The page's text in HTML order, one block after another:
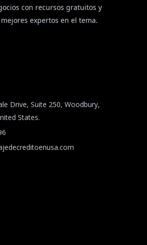
con recursos gratuitos y
expertos en el tema.
Drive, Suite 250, Woodbury,
States​.